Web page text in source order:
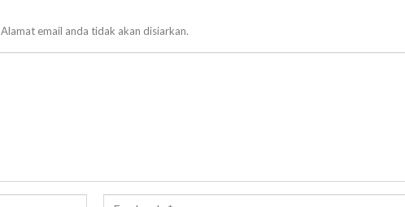
Alamat email anda tidak akan disiarkan.